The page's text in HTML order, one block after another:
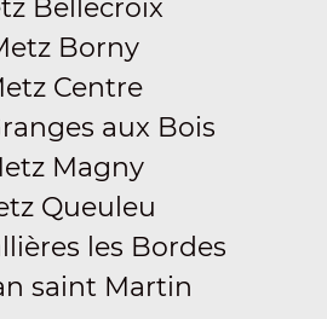
Bellecroix
Borny
Centre
aux Bois
Magny
Queuleu
les Bordes
saint Martin